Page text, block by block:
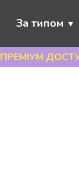
За типом
ПРЕМІУМ